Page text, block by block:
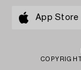
App Store